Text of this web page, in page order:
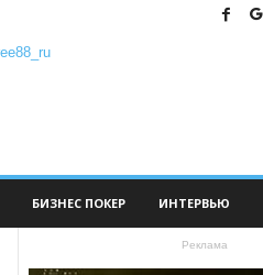
БИЗНЕС ПОКЕР ИНТЕРВЬЮ
Реклама